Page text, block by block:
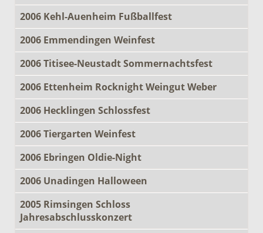
2006 Kehl-Auenheim Fußballfest
2006 Emmendingen Weinfest
2006 Titisee-Neustadt Sommernachtsfest
2006 Ettenheim Rocknight Weingut Weber
2006 Hecklingen Schlossfest
2006 Tiergarten Weinfest
2006 Ebringen Oldie-Night
2006 Unadingen Halloween
2005 Rimsingen Schloss
Jahresabschlusskonzert